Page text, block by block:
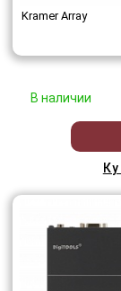
Kramer Array
В наличии